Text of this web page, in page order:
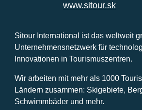
www.sitour.sk
Sitour International ist das weltweit
Unternehmensnetzwerk für
Innovationen in Tourismuszentren.
Wir arbeiten mit mehr als 1000
Ländern zusammen: Skigebiete,
Schwimmbäder und mehr.